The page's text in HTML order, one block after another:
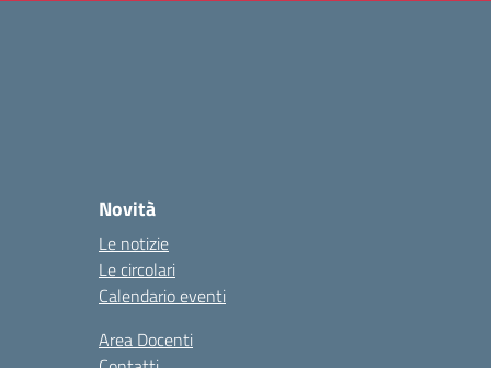
Novità
Le notizie
Le circolari
Calendario eventi
Area Docenti